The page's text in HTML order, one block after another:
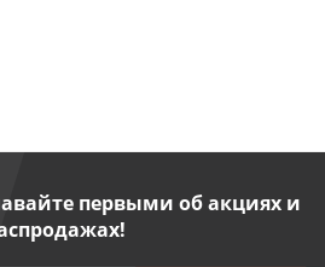
первыми об акциях и